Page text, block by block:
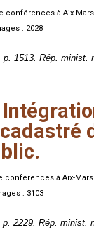
conférences à Aix-
: 2028
1513. Rép. minist.
cadastré
conférences à Aix-
: 3103
2229. Rép. minist.